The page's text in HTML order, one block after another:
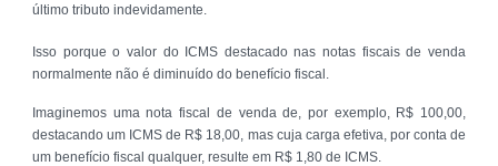
último tributo indevidamente.
Isso porque o valor do ICMS destacado nas notas fiscais de venda
normalmente não é diminuído do benefício fiscal.
Imaginemos uma nota fiscal de venda de, por exemplo, R$ 100,00,
destacando um ICMS de R$ 18,00, mas cuja carga efetiva, por conta de
um benefício fiscal qualquer, resulte em R$ 1,80 de ICMS.